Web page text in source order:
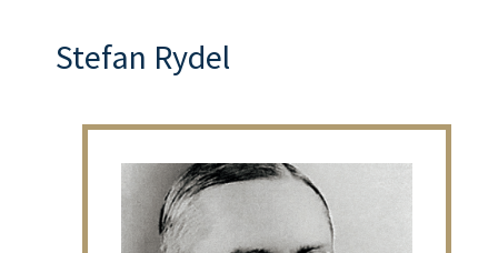
Stefan Rydel